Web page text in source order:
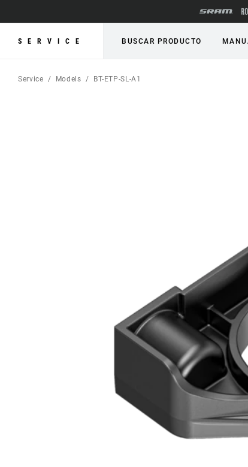
SERVICE BUSCAR PRODUCTO
Service Models BT-ETP-SL-A1